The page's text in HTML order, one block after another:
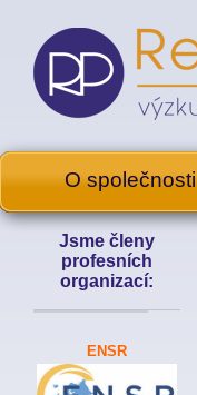
Jsme členy
profesních
organizací:
ENSR
O společnosti